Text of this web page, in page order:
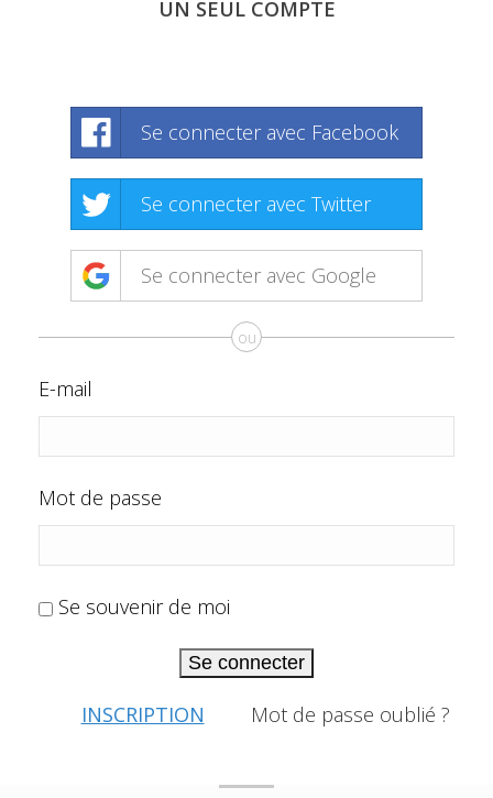
UN SEUL COMPTE
Se connecter avec Facebook
Se connecter avec Twitter
Se connecter avec Google
ou
E-mail
Mot de passe
Se souvenir de moi
Se connecter
INSCRIPTION Mot de passe oublié ?